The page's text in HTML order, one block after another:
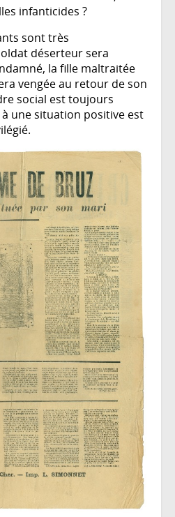
infanticides ?
sont très
déserteur sera
la fille maltraitée
vengée au retour de son
social est toujours
une situation positive est